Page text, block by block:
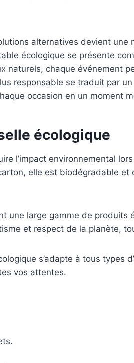
alternatives devient
écologique se présente
chaque événement
responsable se traduit par
occasion en un moment
écologique
l’impact environnemental
elle est biodégradable
une large gamme de
et respect de la planète,
s’adapte à tous types
vos attentes.